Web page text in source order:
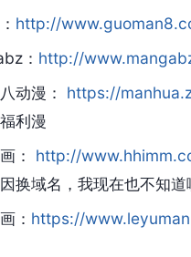
http://
： http://
动漫： https://
利漫
： http://
换域名，我现在也不知道
： https://